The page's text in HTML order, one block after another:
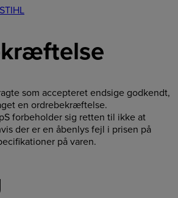
som accepteret endsige godkendt,
en ordrebekræftelse.
forbeholder sig retten til ikke at
der er en åbenlys fejl i prisen på
på varen.